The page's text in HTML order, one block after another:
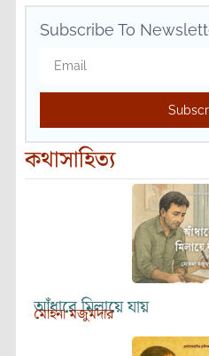
Subscribe To
কথাসাহিত্য
আঁধারে মিলায়ে যায়
মোহনা মজুমদার